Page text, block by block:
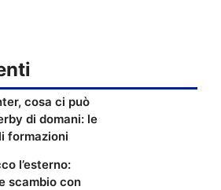
cosa ci può
di domani: le
formazioni
l’esterno:
scambio con